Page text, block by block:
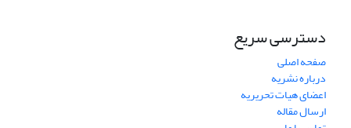
دسترسی سریع
صفحه اصلی
درباره نشریه
اعضای هیات تحریریه
ارسال مقاله